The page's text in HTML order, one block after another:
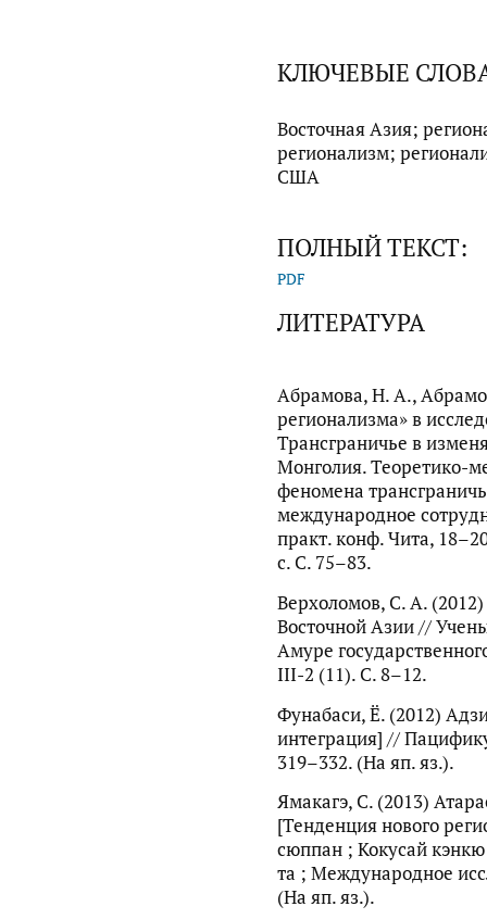
КЛЮЧЕВЫЕ
Восточная Азия;
регионализм;
США
ПОЛНЫЙ ТЕКСТ:
PDF
ЛИТЕРАТУРА
Абрамова, Н. А.,
регионализма» в
Трансграничье в
Монголия. Теоретико-
феномена
международное
практ. конф. Чита,
с. С. 75–83.
Верхоломов, С. А.
Восточной Азии //
Амуре
III-2 (11). С. 8–12.
Фунабаси, Ё. (2012)
интеграция] //
319–332. (На яп. яз.).
Ямакагэ, С. (2013)
[Тенденция нового
сюппан ; Кокусай
та ; Международное
(На яп. яз.).